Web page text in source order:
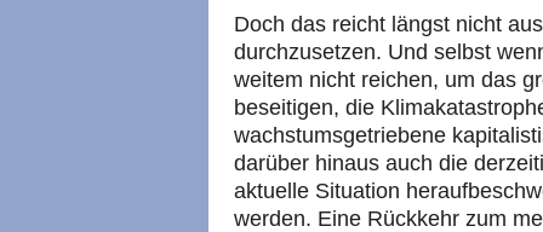
Doch das reicht längst nicht
durchzusetzen. Und selbst
weitem nicht reichen, um das
beseitigen, die
wachstumsgetriebene
darüber hinaus auch die
aktuelle Situation
werden. Eine Rückkehr zum